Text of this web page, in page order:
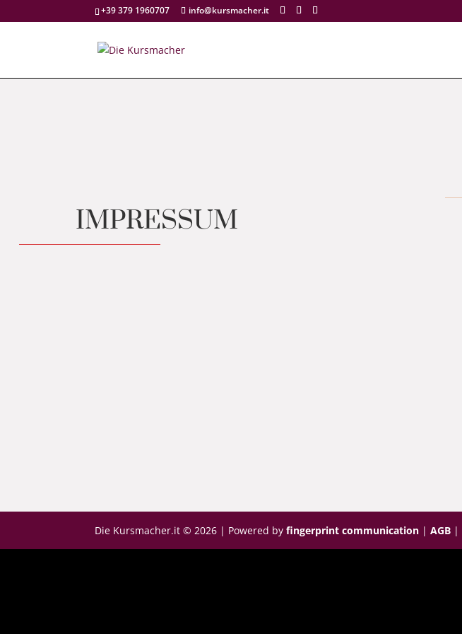
+39 379 1960707 info@kursmacher.it
IMPRESSUM
Die Kursmacher.it © 2026 | Powered byfingerprint communication |AGB |